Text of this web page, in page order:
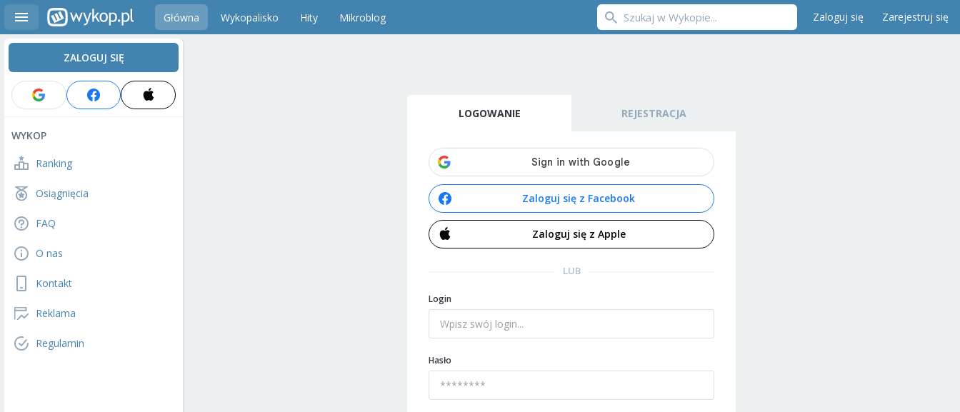
Główna Wykopalisko Hity Mikroblog Zaloguj się Zarejestruj się
ZALOGUJ SIĘ
WYKOP
Ranking
Osiągnięcia
FAQ
O nas
Kontakt
Reklama
Regulamin
LOGOWANIE REJESTRACJA
Zaloguj się z Facebook
Zaloguj się z Apple
LUB
Login
Hasło